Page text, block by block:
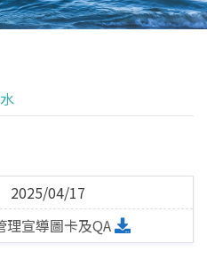
2025/04/17
理宣導圖卡及QA